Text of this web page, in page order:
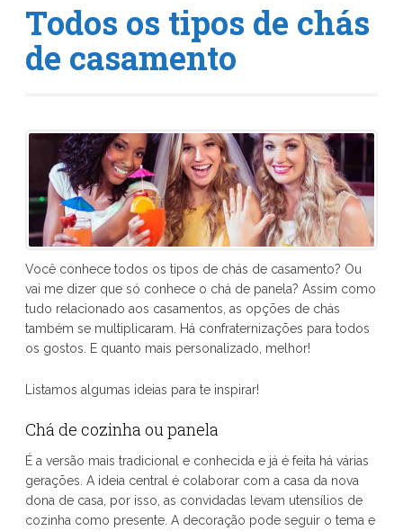
Todos os tipos de chás
de casamento
Você conhece todos os tipos de chás de casamento? Ou
vai me dizer que só conhece o chá de panela? Assim como
tudo relacionado aos casamentos, as opções de chás
também se multiplicaram. Há confraternizações para todos
os gostos. E quanto mais personalizado, melhor!
Listamos algumas ideias para te inspirar!
Chá de cozinha ou panela
É a versão mais tradicional e conhecida e já é feita há várias
gerações. A ideia central é colaborar com a casa da nova
dona de casa, por isso, as convidadas levam utensílios de
cozinha como presente. A decoração pode seguir o tema e